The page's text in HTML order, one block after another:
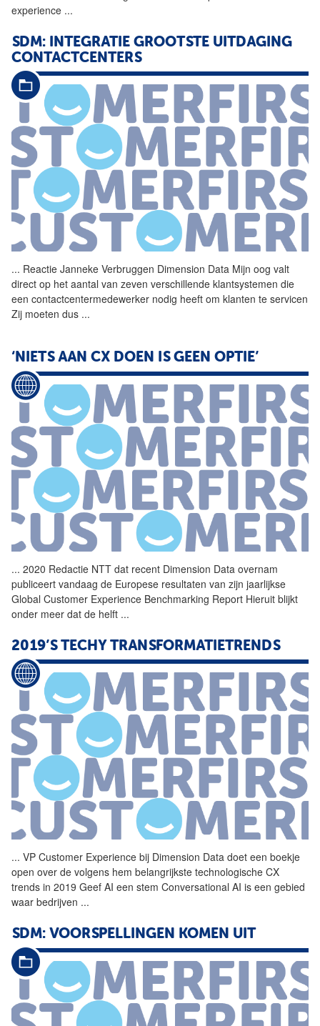
experience ...
SDM: INTEGRATIE GROOTSTE UITDAGING
CONTACTCENTERS
... Reactie Janneke Verbruggen Dimension Data Mijn oog valt
direct op het aantal van zeven verschillende klantsystemen die
een contactcentermedewerker nodig heeft om klanten te servicen
Zij moeten dus ...
‘NIETS AAN CX DOEN IS GEEN OPTIE’
... 2020 Redactie NTT dat recent Dimension Data overnam
publiceert vandaag de Europese resultaten van zijn jaarlijkse
Global Customer Experience Benchmarking Report Hieruit blijkt
onder meer dat de helft ...
2019’S TECHY TRANSFORMATIETRENDS
... VP Customer Experience bij Dimension Data doet een boekje
open over de volgens hem belangrijkste technologische CX
trends in 2019 Geef AI een stem Conversational AI is een gebied
waar bedrijven ...
SDM: VOORSPELLINGEN KOMEN UIT